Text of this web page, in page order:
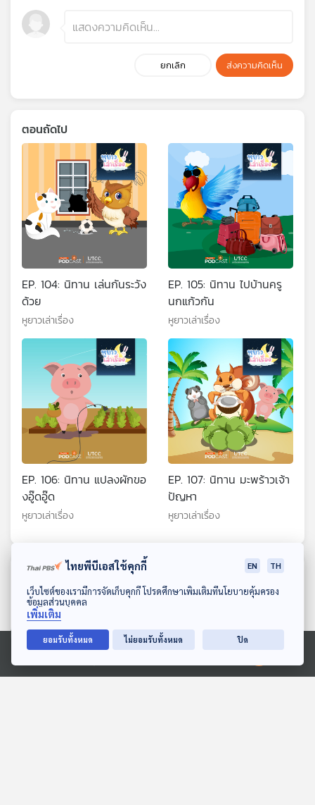
ดาวน์โหลด Thai PBS Podcast Application
Ⓒ 2020 องค์การกระจายเสียงและแพร่ภาพสาธารณะแห่งประเทศไทย
ยกเลิก ส่งความคิดเห็น
ตอนถัดไป
EP. 104: นิทาน เล่นกันระวัง
ด้วย
หูยาวเล่าเรื่อง
EP. 105: นิทาน ไปบ้านครู
นกแก้วกัน
หูยาวเล่าเรื่อง
EP. 106: นิทาน แปลงผักขอ
งอู๊ดอู๊ด
หูยาวเล่าเรื่อง
EP. 107: นิทาน มะพร้าวเจ้า
ปัญหา
หูยาวเล่าเรื่อง
ตอนที่เกี่ยวข้อง
ไทยพีบีเอสใช้คุกกี้ EN TH
เว็บไซต์ของเรามีการจัดเก็บคุกกี้ โปรดศึกษาเพิ่มเติมที่นโยบายคุ้มครอง
ข้อมูลส่วนบุคคล
เพิ่มเติม
ยอมรับทั้งหมด ไม่ยอมรับทั้งหมด ปิด